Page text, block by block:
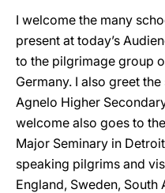
I welcome the many
present at today’s
to the pilgrimage group
Germany. I also greet
Agnelo Higher
welcome also goes to
Major Seminary in
speaking pilgrims and
England, Sweden, South